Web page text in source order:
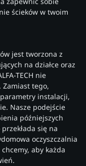
ścieków w twoim
jest tworzona z
na działce oraz
TECH nie
Zamiast tego,
instalacji,
Nasze podejście
późniejszych
się na
oczyszczalnia
aby każda